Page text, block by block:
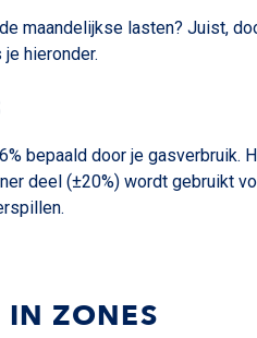
maandelijkse lasten? Juist,
hieronder.
bepaald door je gasverbruik.
deel (±20%) wordt gebruikt
ZONES